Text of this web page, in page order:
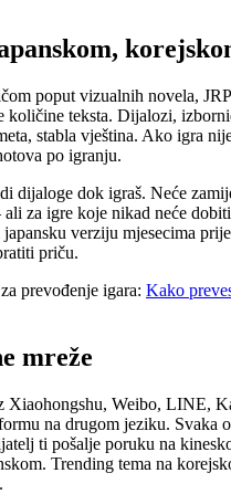
poput vizualnih novela,
količine teksta. Dijalozi,
stabla vještina. Ako igra
po igranju.
dijaloge dok igraš. Neće
za igre koje nikad neće
verziju mjesecima
priču.
prevođenje igara: Kako
mreže
Xiaohongshu, Weibo, LINE,
na drugom jeziku. Svaka
ti pošalje poruku na
Trending tema na